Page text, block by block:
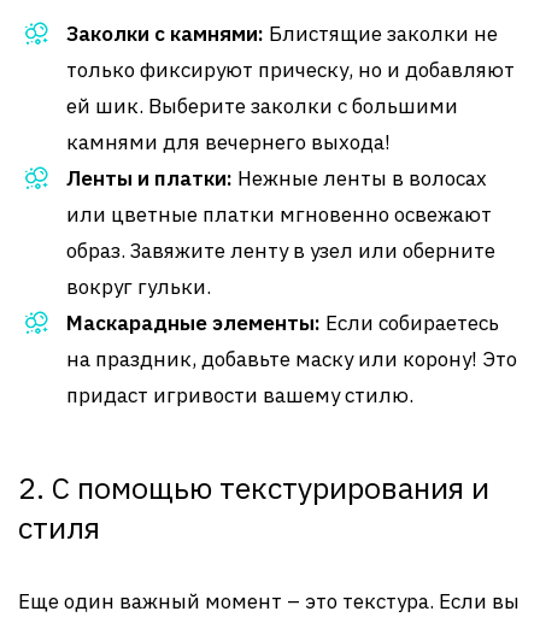
Заколки с камнями: Блистящие заколки не
только фиксируют прическу, но и добавляют
ей шик. Выберите заколки с большими
камнями для вечернего выхода!
Ленты и платки: Нежные ленты в волосах
или цветные платки мгновенно освежают
образ. Завяжите ленту в узел или оберните
вокруг гульки.
Маскарадные элементы: Если собираетесь
на праздник, добавьте маску или корону! Это
придаст игривости вашему стилю.
2. С помощью текстурирования и
стиля
Еще один важный момент – это текстура. Если вы